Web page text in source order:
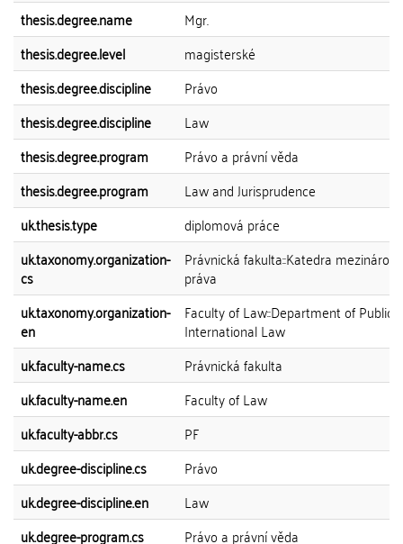
thesis.degree.name
Mgr.
thesis.degree.level
magisterské
thesis.degree.discipline
Právo
thesis.degree.discipline
Law
thesis.degree.program
Právo a právní věda
thesis.degree.program
Law and Jurisprudence
uk.thesis.type
diplomová práce
uk.taxonomy.organization-
cs
Právnická fakulta::Katedra
práva
uk.taxonomy.organization-
en
Faculty of Law::Department of Public
International Law
uk.faculty-name.cs
Právnická fakulta
uk.faculty-name.en
Faculty of Law
uk.faculty-abbr.cs
PF
uk.degree-discipline.cs
Právo
uk.degree-discipline.en
Law
uk.degree-program.cs
Právo a právní věda